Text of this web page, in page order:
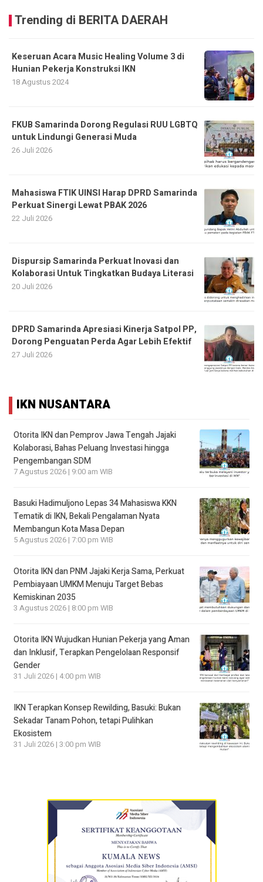
Trending di BERITA DAERAH
Keseruan Acara Music Healing Volume 3 di
Hunian Pekerja Konstruksi IKN
18 Agustus 2024
FKUB Samarinda Dorong Regulasi RUU LGBTQ
untuk Lindungi Generasi Muda
26 Juli 2026
Mahasiswa FTIK UINSI Harap DPRD Samarinda
Perkuat Sinergi Lewat PBAK 2026
22 Juli 2026
Dispursip Samarinda Perkuat Inovasi dan
Kolaborasi Untuk Tingkatkan Budaya Literasi
20 Juli 2026
DPRD Samarinda Apresiasi Kinerja Satpol PP,
Dorong Penguatan Perda Agar Lebih Efektif
27 Juli 2026
IKN NUSANTARA
Otorita IKN dan Pemprov Jawa Tengah Jajaki
Kolaborasi, Bahas Peluang Investasi hingga
Pengembangan SDM
7 Agustus 2026 | 9:00 am WIB
Basuki Hadimuljono Lepas 34 Mahasiswa KKN
Tematik di IKN, Bekali Pengalaman Nyata
Membangun Kota Masa Depan
5 Agustus 2026 | 7:00 pm WIB
Otorita IKN dan PNM Jajaki Kerja Sama, Perkuat
Pembiayaan UMKM Menuju Target Bebas
Kemiskinan 2035
3 Agustus 2026 | 8:00 pm WIB
Otorita IKN Wujudkan Hunian Pekerja yang Aman
dan Inklusif, Terapkan Pengelolaan Responsif
Gender
31 Juli 2026 | 4:00 pm WIB
IKN Terapkan Konsep Rewilding, Basuki: Bukan
Sekadar Tanam Pohon, tetapi Pulihkan
Ekosistem
31 Juli 2026 | 3:00 pm WIB